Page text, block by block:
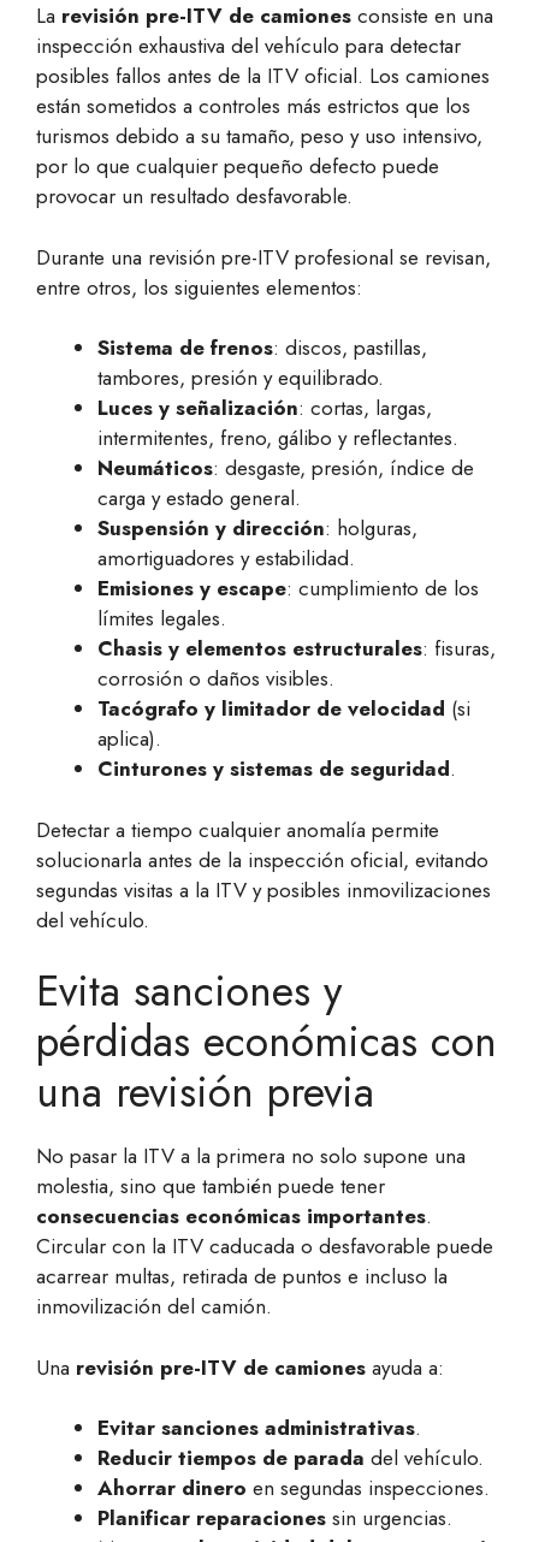
La revisión pre-ITV de camiones consiste en una
inspección exhaustiva del vehículo para detectar
posibles fallos antes de la ITV oficial. Los camiones
están sometidos a controles más estrictos que los
turismos debido a su tamaño, peso y uso intensivo,
por lo que cualquier pequeño defecto puede
provocar un resultado desfavorable.
Durante una revisión pre-ITV profesional se revisan,
entre otros, los siguientes elementos:
Sistema de frenos: discos, pastillas,
tambores, presión y equilibrado.
Luces y señalización: cortas, largas,
intermitentes, freno, gálibo y reflectantes.
Neumáticos: desgaste, presión, índice de
carga y estado general.
Suspensión y dirección: holguras,
amortiguadores y estabilidad.
Emisiones y escape: cumplimiento de los
límites legales.
Chasis y elementos estructurales: fisuras,
corrosión o daños visibles.
Tacógrafo y limitador de velocidad (si
aplica).
Cinturones y sistemas de seguridad.
Detectar a tiempo cualquier anomalía permite
solucionarla antes de la inspección oficial, evitando
segundas visitas a la ITV y posibles inmovilizaciones
del vehículo.
Evita sanciones y
pérdidas económicas con
una revisión previa
No pasar la ITV a la primera no solo supone una
molestia, sino que también puede tener
consecuencias económicas importantes.
Circular con la ITV caducada o desfavorable puede
acarrear multas, retirada de puntos e incluso la
inmovilización del camión.
Una revisión pre-ITV de camiones ayuda a:
Evitar sanciones administrativas.
Reducir tiempos de parada del vehículo.
Ahorrar dinero en segundas inspecciones.
Planificar reparaciones sin urgencias.